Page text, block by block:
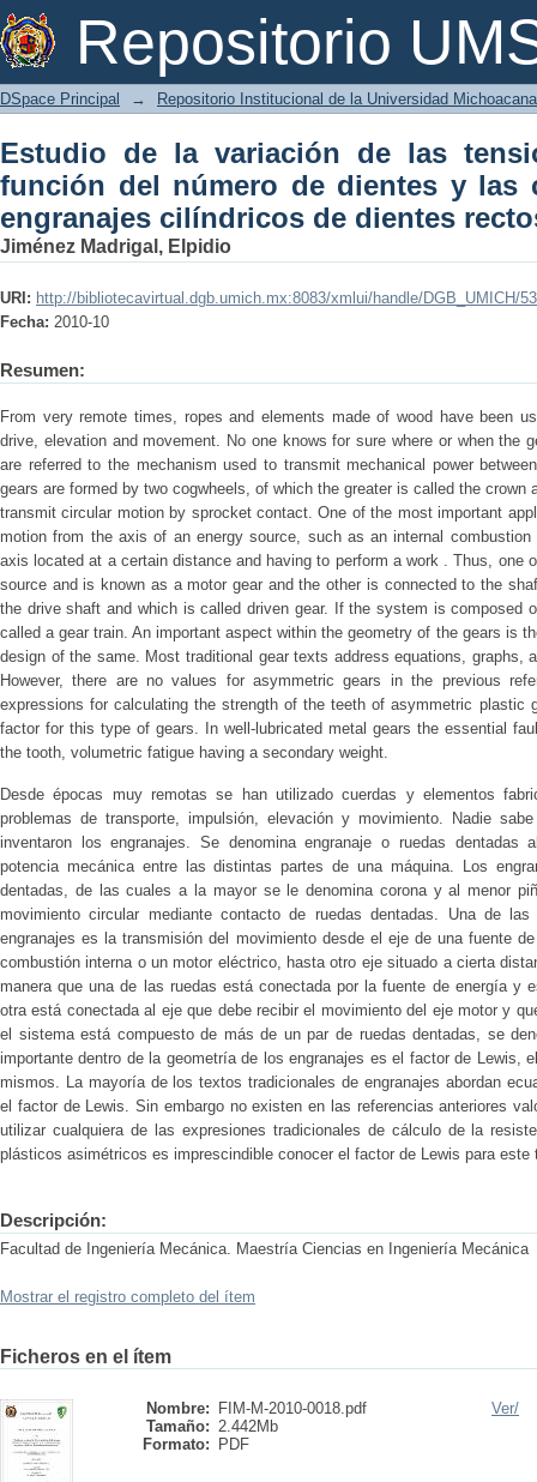
Repositorio
Estudio de la variación de las
dientes y las correcciones de los
asimétricos
DSpace Principal → Repositorio Institucional de la Universidad
Estudio de la variación de las
función del número de dientes y las
engranajes cilíndricos de dientes
Jiménez Madrigal, Elpidio
URI: http://bibliotecavirtual.dgb.umich.mx:8083/xmlui/handle/DGB_UMICH/
Fecha: 2010-10
Resumen:
From very remote times, ropes and elements made of wood have been
drive, elevation and movement. No one knows for sure where or when the
are referred to the mechanism used to transmit mechanical power
gears are formed by two cogwheels, of which the greater is called the crown
transmit circular motion by sprocket contact. One of the most important
motion from the axis of an energy source, such as an internal
axis located at a certain distance and having to perform a work . Thus, one
source and is known as a motor gear and the other is connected to the
the drive shaft and which is called driven gear. If the system is composed
called a gear train. An important aspect within the geometry of the gears is
design of the same. Most traditional gear texts address equations, graphs,
However, there are no values for asymmetric gears in the previous
expressions for calculating the strength of the teeth of asymmetric plastic
factor for this type of gears. In well-lubricated metal gears the essential
the tooth, volumetric fatigue having a secondary weight.
Desde épocas muy remotas se han utilizado cuerdas y elementos
problemas de transporte, impulsión, elevación y movimiento. Nadie
inventaron los engranajes. Se denomina engranaje o ruedas dentadas
potencia mecánica entre las distintas partes de una máquina. Los
dentadas, de las cuales a la mayor se le denomina corona y al menor
movimiento circular mediante contacto de ruedas dentadas. Una de
engranajes es la transmisión del movimiento desde el eje de una fuente
combustión interna o un motor eléctrico, hasta otro eje situado a cierta
manera que una de las ruedas está conectada por la fuente de energía y
otra está conectada al eje que debe recibir el movimiento del eje motor y
el sistema está compuesto de más de un par de ruedas dentadas, se
importante dentro de la geometría de los engranajes es el factor de Lewis,
mismos. La mayoría de los textos tradicionales de engranajes abordan
el factor de Lewis. Sin embargo no existen en las referencias anteriores
utilizar cualquiera de las expresiones tradicionales de cálculo de la
plásticos asimétricos es imprescindible conocer el factor de Lewis para este
Descripción:
Facultad de Ingeniería Mecánica. Maestría Ciencias en Ingeniería Mecánica
Mostrar el registro completo del ítem
Ficheros en el ítem
Nombre:
FIM-M-2010-0018.pdf
Tamaño: 2.442Mb
Formato:
PDF
Ver/